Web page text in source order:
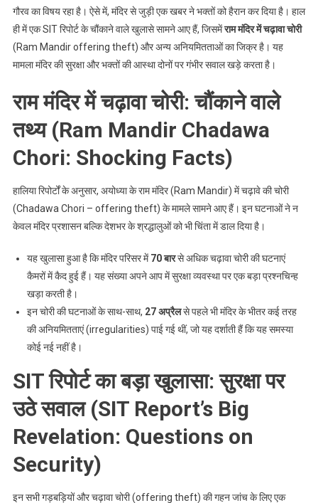
गौरव का विषय रहा है। ऐसे में, मंदिर से जुड़ी एक खबर ने भक्तों को हैरान कर दिया है। हाल
ही में एक SIT रिपोर्ट के चौंकाने वाले खुलासे सामने आए हैं, जिसमेंराम मंदिर में चढ़ावा चोरी
(Ram Mandir offering theft) और अन्य अनियमितताओं का जिक्र है। यह
मामला मंदिर की सुरक्षा और भक्तों की आस्था दोनों पर गंभीर सवाल खड़े करता है।
राम मंदिर में चढ़ावा चोरी: चौंकाने वाले
तथ्य (Ram Mandir Chadawa
Chori: Shocking Facts)
हालिया रिपोर्टों के अनुसार, अयोध्या के राम मंदिर (Ram Mandir) में चढ़ावे की चोरी
(Chadawa Chori – offering theft) के मामले सामने आए हैं। इन घटनाओं ने न
केवल मंदिर प्रशासन बल्कि देशभर के श्रद्धालुओं को भी चिंता में डाल दिया है।
यह खुलासा हुआ है कि मंदिर परिसर में70 बारसे अधिक चढ़ावा चोरी की घटनाएं
कैमरों में कैद हुई हैं। यह संख्या अपने आप में सुरक्षा व्यवस्था पर एक बड़ा प्रश्नचिन्ह
खड़ा करती है।
इन चोरी की घटनाओं के साथ-साथ, 27 अप्रैलसे पहले भी मंदिर के भीतर कई तरह
की अनियमितताएं (irregularities) पाई गई थीं, जो यह दर्शाती हैं कि यह समस्या
कोई नई नहीं है।
SIT रिपोर्ट का बड़ा खुलासा: सुरक्षा पर
उठे सवाल (SIT Report’s Big
Revelation: Questions on
Security)
इन सभी गड़बड़ियों और चढ़ावा चोरी (offering theft) की गहन जांच के लिए एक